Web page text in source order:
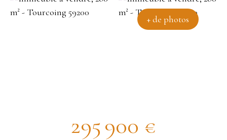
+ de photos
295 900 €